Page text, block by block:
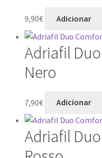
9,90€ Adicionar
Adriafil
Nero
7,90€ Adicionar
Adriafil